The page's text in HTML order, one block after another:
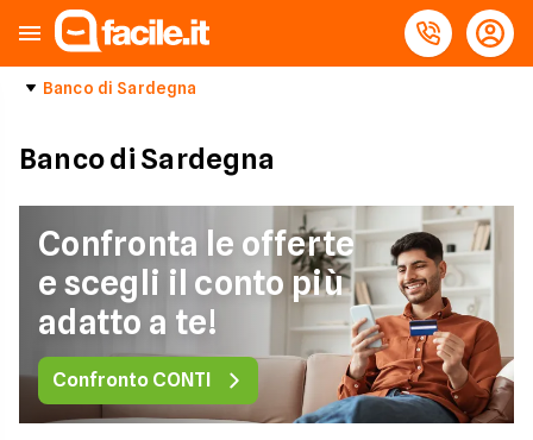
Banco di Sardegna
Banco di Sardegna
Confronta le offerte
e scegli il conto più
adatto a te!
Confronto CONTI